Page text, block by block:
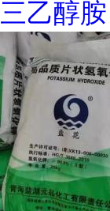
三乙醇胺